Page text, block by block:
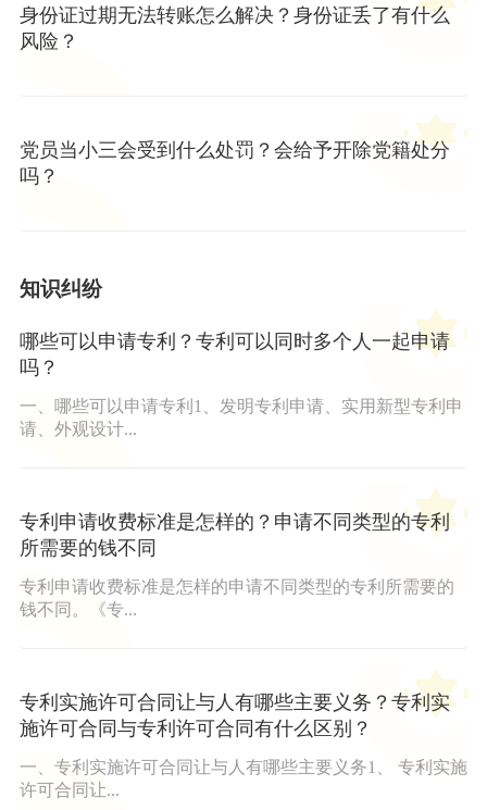
身份证过期无法转账怎么解决？身份证丢了有什么
风险？
党员当小三会受到什么处罚？会给予开除党籍处分
吗？
知识纠纷
哪些可以申请专利？专利可以同时多个人一起申请
吗？
一、哪些可以申请专利1、发明专利申请、实用新型专利申
请、外观设计...
专利申请收费标准是怎样的？申请不同类型的专利
所需要的钱不同
专利申请收费标准是怎样的申请不同类型的专利所需要的
钱不同。《专...
专利实施许可合同让与人有哪些主要义务？专利实
施许可合同与专利许可合同有什么区别？
一、专利实施许可合同让与人有哪些主要义务1、 专利实施
许可合同让...